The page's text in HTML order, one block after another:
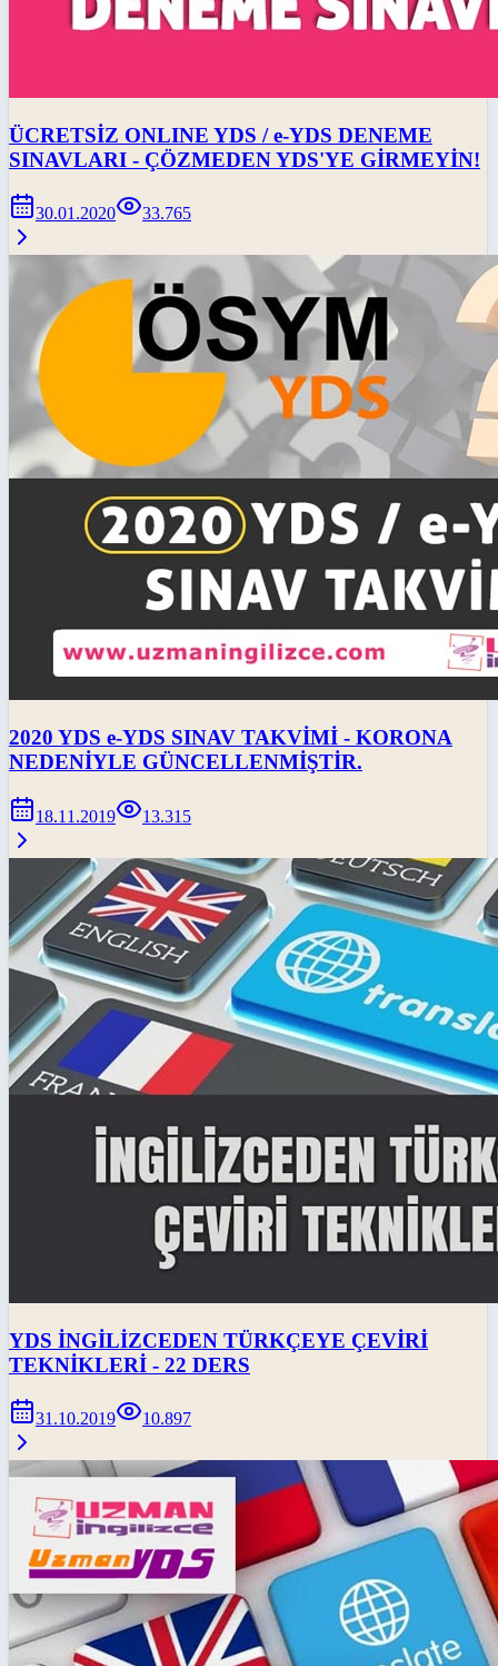
ÜCRETSİZ ONLINE YDS / e-YDS DENEME
SINAVLARI - ÇÖZMEDEN YDS'YE GİRMEYİN!
30.01.2020 33.765
2020 YDS e-YDS SINAV TAKVİMİ - KORONA
NEDENİYLE GÜNCELLENMİŞTİR.
18.11.2019 13.315
YDS İNGİLİZCEDEN TÜRKÇEYE ÇEVİRİ
TEKNİKLERİ - 22 DERS
31.10.2019 10.897